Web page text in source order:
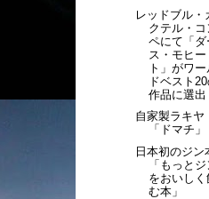
レッドブル・
クテル・コ
ペにて「ダ
ス・モヒー
ト」がワー
ドベスト
作品に選出
自家製ラキヤ
「ドマチ」
日本初のジン
「もっとジ
をおいしく
む本」